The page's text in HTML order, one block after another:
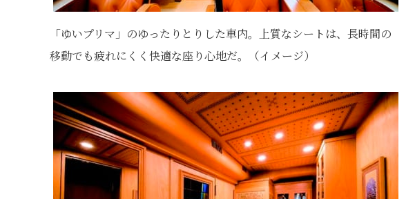
「ゆいプリマ」のゆったりとりした車内。上質なシートは、長時間の
移動でも疲れにくく快適な座り心地だ。（イメージ）